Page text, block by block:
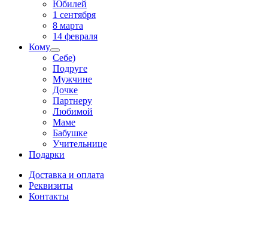
Юбилей
1 сентября
8 марта
14 февраля
Кому
Себе)
Подруге
Мужчине
Дочке
Партнеру
Любимой
Маме
Бабушке
Учительнице
Подарки
Доставка и оплата
Реквизиты
Контакты